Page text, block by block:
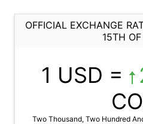
OFFICIAL EXCHANGE
15TH
1 USD =
Two Thousand, Two Hundred